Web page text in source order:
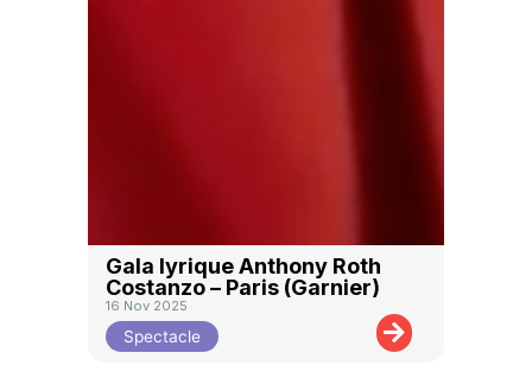
Gala lyrique Anthony Roth
Costanzo – Paris (Garnier)
16 Nov 2025
Spectacle